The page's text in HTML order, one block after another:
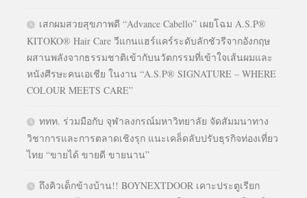
เสกผมสวยสุขภาพดี “Advance Cabello” เผยโฉม A.S.P®
KITOKO® Hair Care วีแกนแฮร์แคร์ระดับลักชัวรีจากอังกฤษ
ผสานพลังจากธรรมชาติเข้ากับนวัตกรรมที่เข้าใจเส้นผมและ
หนังศีรษะคนเอเชีย ในงาน “A.S.P® SIGNATURE – WHERE
COLOUR MEETS CARE”
ททท. ร่วมมือกับ จุฬาลงกรณ์มหาวิทยาลัย จัดสัมมนาทาง
วิชาการและการตลาดเชิงรุก แนะเคล็ดลับปรับธุรกิจท่องเที่ยว
ไทย “ขายได้ ขายดี ขายนาน”
ถึงคิวเด็กข้างบ้าน!! BOYNEXTDOOR เคาะประตูเรียก